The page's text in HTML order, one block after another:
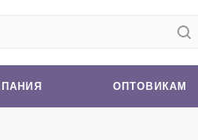
ОПТОВИКАМ